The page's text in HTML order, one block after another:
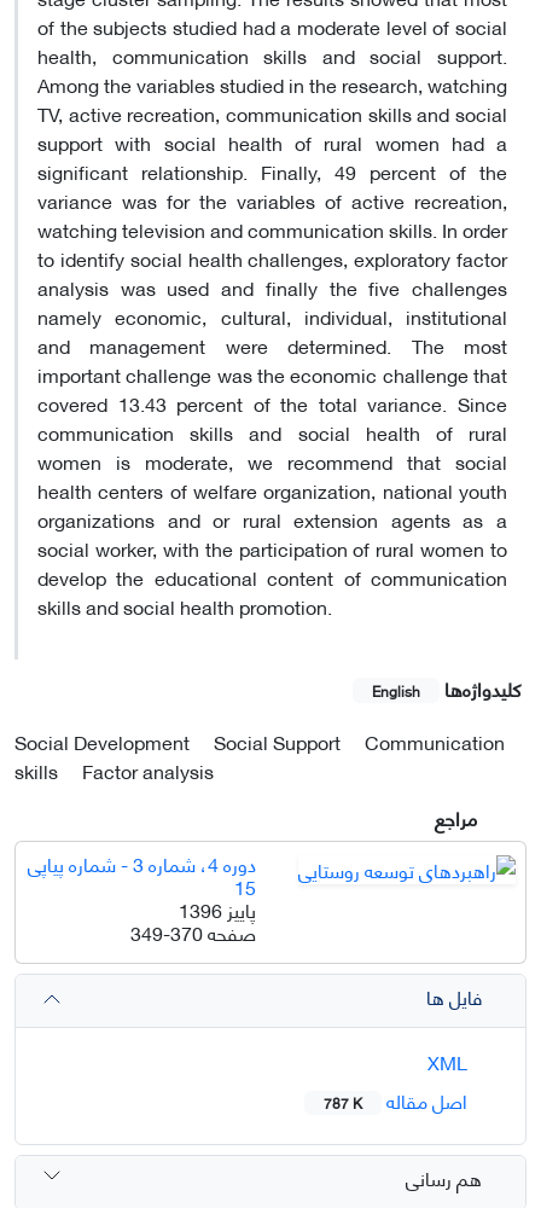
of the subjects studied had a moderate level of social
health, communication skills and social support.
Among the variables studied in the research, watching
TV, active recreation, communication skills and social
support with social health of rural women had a
significant relationship. Finally, 49 percent of the
variance was for the variables of active recreation,
watching television and communication skills. In order
to identify social health challenges, exploratory factor
analysis was used and finally the five challenges
namely economic, cultural, individual, institutional
and management were determined. The most
important challenge was the economic challenge that
covered 13.43 percent of the total variance. Since
communication skills and social health of rural
women is moderate, we recommend that social
health centers of welfare organization, national youth
organizations and or rural extension agents as a
social worker, with the participation of rural women to
develop the educational content of communication
skills and social health promotion.
کلیدواژه‌ها English
Social Development Social Support
Communication
skills
Factor analysis
مراجع
دوره 4، شماره 3 - شماره پیاپی
15
پاییز 1396
صفحه349-370
فایل ها
اصل مقاله
787 K
هم رسانی